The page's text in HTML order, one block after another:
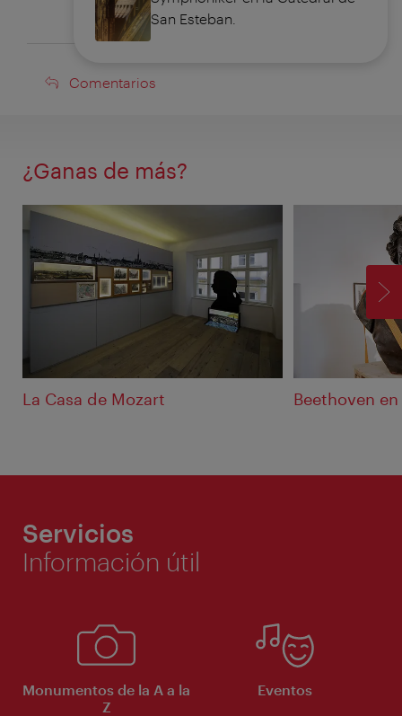
Comentarios
Comentarios
San Esteban.
¿Ganas de más?
La Casa de Mozart Beethoven
Servicios
Información útil
Monumentos de la A a la
Z
Eventos